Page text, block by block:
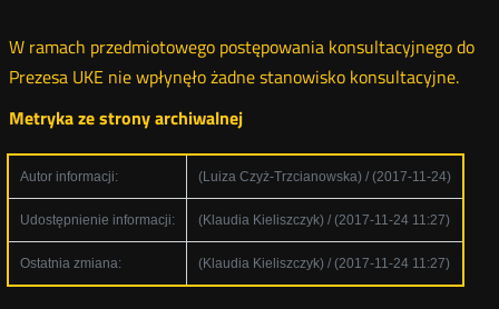
W ramach przedmiotowego postępowania konsultacyjnego do
Prezesa UKE nie wpłynęło żadne stanowisko konsultacyjne.
Metryka ze strony archiwalnej
Autor informacji: (Luiza Czyż-Trzcianowska) / (2017-11-24)
Udostępnienie informacji: (Klaudia Kieliszczyk) / (2017-11-24 11:27)
Ostatnia zmiana: (Klaudia Kieliszczyk) / (2017-11-24 11:27)